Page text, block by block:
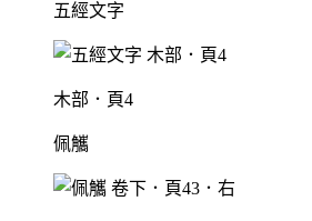
五經文字
木部．頁4
佩觿